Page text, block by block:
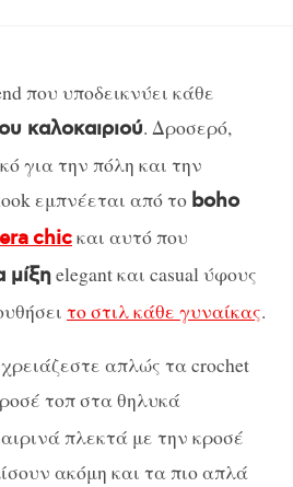
που υποδεικνύει κάθε
καλοκαιριού. Δροσερό,
για την πόλη και την
εμπνέεται από το boho
chicκαι αυτό που
μίξηelegant και casual ύφους
το στιλ κάθε γυναίκας.
απλώς τα crochet
τοπ στα θηλυκά
πλεκτά με την κροσέ
ακόμη και τα πιο απλά